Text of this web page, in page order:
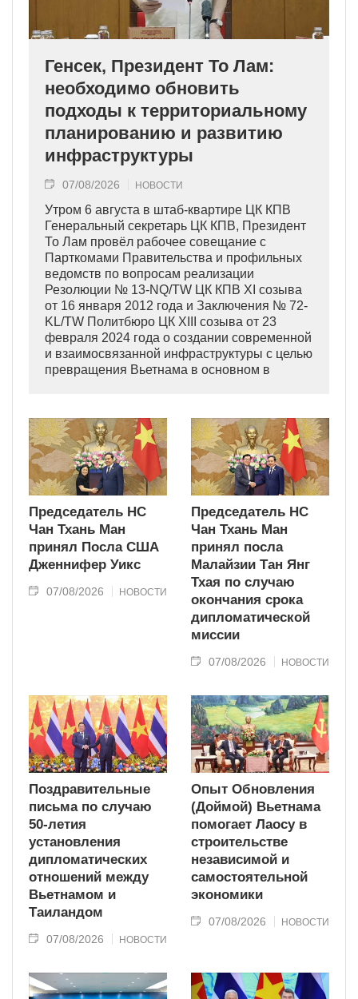
Генсек, Президент То Лам:
необходимо обновить
подходы к территориальному
планированию и развитию
инфраструктуры
07/08/2026 НОВОСТИ
Утром 6 августа в штаб-квартире ЦК КПВ
Генеральный секретарь ЦК КПВ, Президент
То Лам провёл рабочее совещание с
Парткомами Правительства и профильных
ведомств по вопросам реализации
Резолюции № 13-NQ/TW ЦК КПВ XI созыва
от 16 января 2012 года и Заключения № 72-
KL/TW Политбюро ЦК XIII созыва от 23
февраля 2024 года о создании современной
и взаимосвязанной инфраструктуры с целью
превращения Вьетнама в основном в
Председатель НС
Чан Тхань Ман
принял Посла США
Дженнифер Уикс
07/08/2026 НОВОСТИ
Председатель НС
Чан Тхань Ман
принял посла
Малайзии Тан Янг
Тхая по случаю
окончания срока
дипломатической
миссии
07/08/2026 НОВОСТИ
Поздравительные
письма по случаю
50-летия
установления
дипломатических
отношений между
Вьетнамом и
Таиландом
07/08/2026 НОВОСТИ
Опыт Обновления
(Доймой) Вьетнама
помогает Лаосу в
строительстве
независимой и
самостоятельной
экономики
07/08/2026 НОВОСТИ